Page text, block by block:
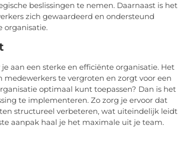
beslissingen te nemen. Daarnaast is het
zich gewaardeerd en ondersteund
organisatie.
aan een sterke en efficiënte organisatie. Het
te vergroten en zorgt voor een
optimaal kunt toepassen? Dan is het
te implementeren. Zo zorg je ervoor dat
structureel verbeteren, wat uiteindelijk leidt
aanpak haal je het maximale uit je team.